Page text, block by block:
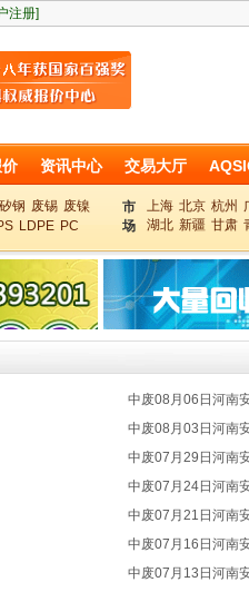
注册]
资讯中心 交易大厅
钢 废锡 废镍
LDPE PC
市
场
上海 北京 杭州
湖北 新疆 甘肃
中废08月06日河南
中废08月03日河南
中废07月29日河南
中废07月24日河南
中废07月21日河南
中废07月16日河南
中废07月13日河南